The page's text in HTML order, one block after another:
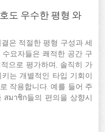
도 우수한 평형 와
은 적절한 평형 구성과 세
요자들은 쾌적한 공간 구
으로 평가하며, 솔직히 가
는 개별적인 타입 기회이
작용합니다. 예를 들어 주
สมาชิก들의 편의을 상향시